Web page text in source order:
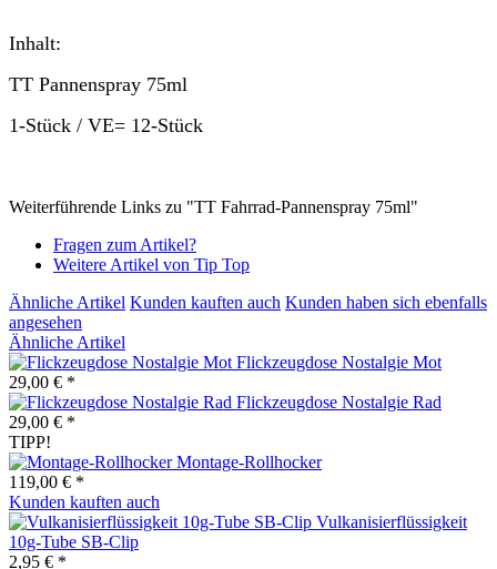
Inhalt:
TT Pannenspray 75ml
1-Stück / VE= 12-Stück
Weiterführende Links zu "TT Fahrrad-Pannenspray 75ml"
Fragen zum Artikel?
Weitere Artikel von Tip Top
Ähnliche Artikel Kunden kauften auch Kunden haben sich ebenfalls
angesehen
Ähnliche Artikel
Flickzeugdose Nostalgie Mot
29,00 € *
Flickzeugdose Nostalgie Rad
29,00 € *
TIPP!
Montage-Rollhocker
119,00 € *
Kunden kauften auch
Vulkanisierflüssigkeit
10g-Tube SB-Clip
2,95 € *